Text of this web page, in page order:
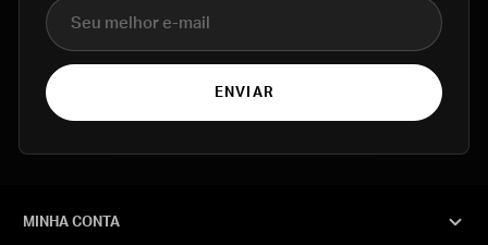
E-mail
ENVIAR
MINHA CONTA